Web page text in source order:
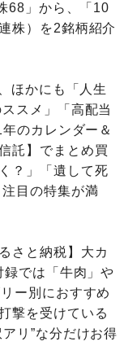
68」から、「10
株）を2銘柄紹介
ほかにも「人生
スメ」「高配当
のカレンダー＆
託】でまとめ買
？」「遺して死
目の特集が満
さと納税】大カ
では「牛肉」や
ー別におすすめ
撃を受けている
リ”な分だけお得